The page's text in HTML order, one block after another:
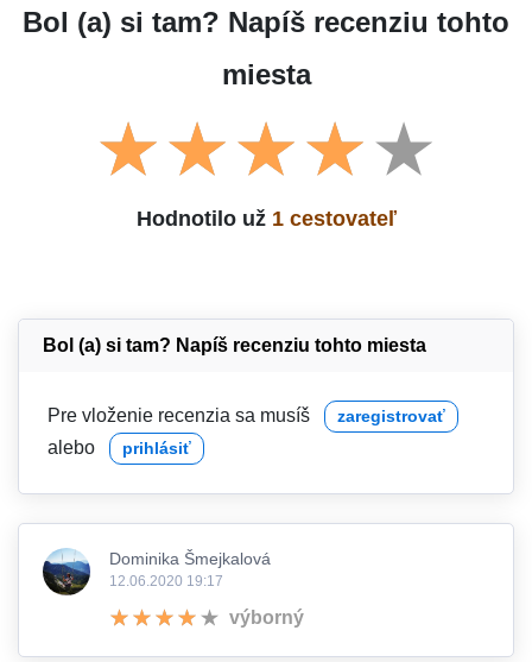
Bol (a) si tam? Napíš recenziu tohto
miesta
Hodnotilo už 1 cestovateľ
Bol (a) si tam? Napíš recenziu tohto miesta
Pre vloženie recenzia sa musíš zaregistrovať
alebo prihlásiť
Dominika Šmejkalová
12.06.2020 19:17
výborný